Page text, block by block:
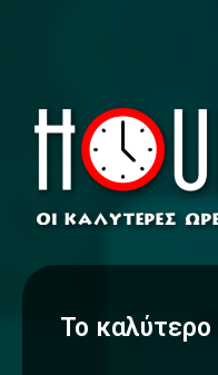
To καλύτερο